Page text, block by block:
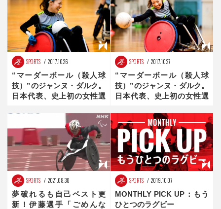
SPORTS 2017.10.26
“マーダーボール（殺人球
技）”のジャンヌ・ダルク。
日本代表、史上初の女性選
編
SPORTS 2017.10.27
“マーダーボール（殺人球
技）”のジャンヌ・ダルク。
日本代表、史上初の女性選
Heroes】後編
SPORTS 2021.08.30
夢破れるも自己ベスト更
新！伊藤選手「ごめんな
SPORTS 2019.10.07
MONTHLY PICK UP：もう
ひとつのラグビー